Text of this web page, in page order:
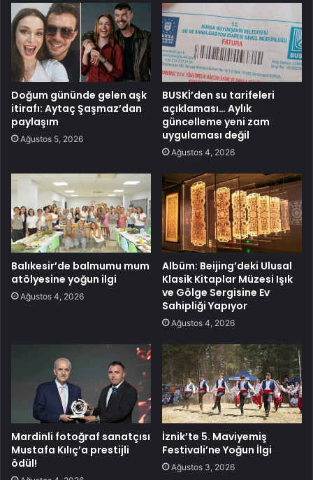
Doğum gününde gelen aşk
itirafı: Aytaç Şaşmaz’dan
paylaşım
Ağustos 5, 2026
BUSKİ’den su tarifeleri
açıklaması… Aylık
güncelleme yeni zam
uygulaması değil
Ağustos 4, 2026
Balıkesir’de balmumu mum
atölyesine yoğun ilgi
Ağustos 4, 2026
Albüm: Beijing’deki Ulusal
Klasik Kitaplar Müzesi Işık
ve Gölge Sergisine Ev
Sahipliği Yapıyor
Ağustos 4, 2026
Mardinli fotoğraf sanatçısı
Mustafa Kılıç’a prestijli
ödül!
İznik’te 5. Maviyemiş
Festivali’ne Yoğun İlgi
Ağustos 3, 2026